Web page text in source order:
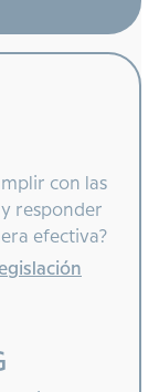
con las
responder
efectiva?